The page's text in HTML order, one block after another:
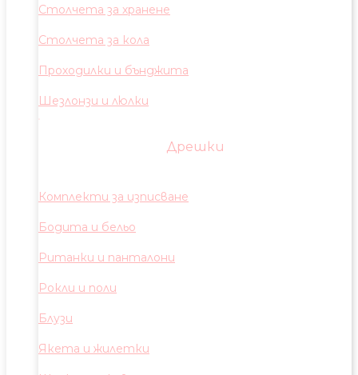
Столчета за хранене
Столчета за кола
Проходилки и бънджита
Шезлонзи и люлки
Дрешки
Комплекти за изписване
Бодита и бельо
Ританки и панталони
Рокли и поли
Блузи
Якета и жилетки